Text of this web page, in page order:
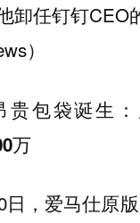
卸任钉钉CEO
）
贵包袋诞生
万
日，爱马仕原